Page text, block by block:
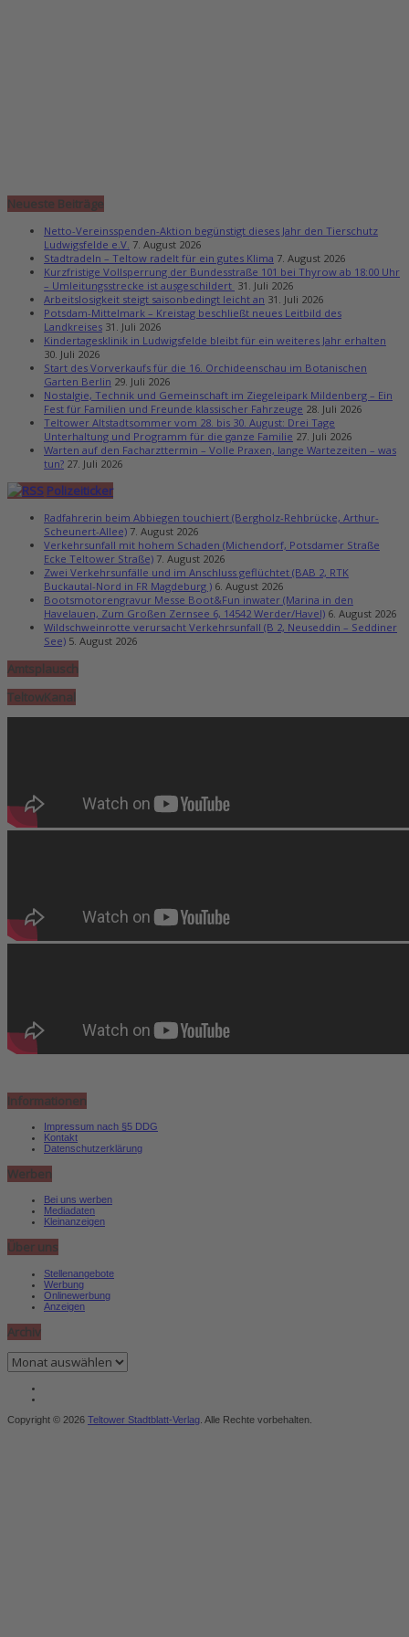
Neueste Beiträge
Netto-Vereinsspenden-Aktion begünstigt dieses Jahr den Tierschutz
Ludwigsfelde e.V. 7. August 2026
Stadtradeln – Teltow radelt für ein gutes Klima 7. August 2026
Kurzfristige Vollsperrung der Bundesstraße 101 bei Thyrow ab 18:00 Uhr
– Umleitungsstrecke ist ausgeschildert 31. Juli 2026
Arbeitslosigkeit steigt saisonbedingt leicht an 31. Juli 2026
Potsdam-Mittelmark – Kreistag beschließt neues Leitbild des
Landkreises 31. Juli 2026
Kindertagesklinik in Ludwigsfelde bleibt für ein weiteres Jahr erhalten
30. Juli 2026
Start des Vorverkaufs für die 16. Orchideenschau im Botanischen
Garten Berlin 29. Juli 2026
Nostalgie, Technik und Gemeinschaft im Ziegeleipark Mildenberg – Ein
Fest für Familien und Freunde klassischer Fahrzeuge 28. Juli 2026
Teltower Altstadtsommer vom 28. bis 30. August: Drei Tage
Unterhaltung und Programm für die ganze Familie 27. Juli 2026
Warten auf den Facharzttermin – Volle Praxen, lange Wartezeiten – was
tun? 27. Juli 2026
Polizeiticker
Radfahrerin beim Abbiegen touchiert (Bergholz-Rehbrücke, Arthur-
Scheunert-Allee) 7. August 2026
Verkehrsunfall mit hohem Schaden (Michendorf, Potsdamer Straße
Ecke Teltower Straße) 7. August 2026
Zwei Verkehrsunfälle und im Anschluss geflüchtet (BAB 2, RTK
Buckautal-Nord in FR Magdeburg ) 6. August 2026
Bootsmotorengravur Messe Boot&Fun inwater (Marina in den
Havelauen, Zum Großen Zernsee 6, 14542 Werder/Havel) 6. August 2026
Wildschweinrotte verursacht Verkehrsunfall (B 2, Neuseddin – Seddiner
See) 5. August 2026
Amtsplausch
TeltowKanal
Informationen
Impressum nach §5 DDG
Kontakt
Datenschutzerklärung
Werben
Bei uns werben
Mediadaten
Kleinanzeigen
Über uns
Stellenangebote
Werbung
Onlinewerbung
Anzeigen
Archiv
Archiv
Copyright © 2026 Teltower Stadtblatt-Verlag . Alle Rechte vorbehalten.